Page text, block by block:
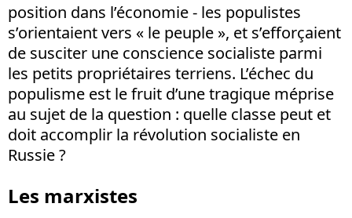
position dans l’économie - les populistes
s’orientaient vers « le peuple », et s’efforçaient
de susciter une conscience socialiste parmi
les petits propriétaires terriens. L’échec du
populisme est le fruit d’une tragique méprise
au sujet de la question : quelle classe peut et
doit accomplir la révolution socialiste en
Russie ?
Les marxistes